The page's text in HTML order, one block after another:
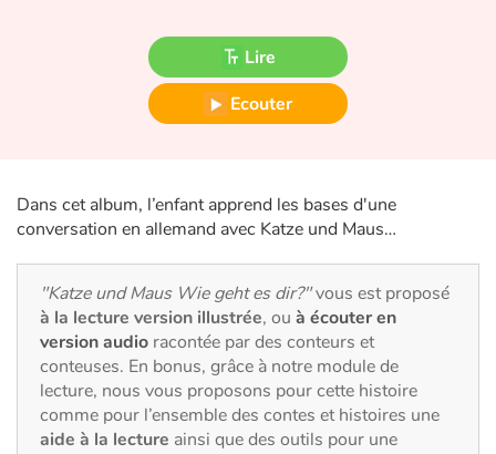
Ogres, monstres et sorcières
Les animaux
Voyage, épopée, enquête, aventure
Autour du monde
Apprentissage
Lire
Ecouter
Dans cet album, l’enfant apprend les bases d'une
conversation en allemand avec Katze und Maus…
"Katze und Maus Wie geht es dir?"vous est proposé
à la lecture version illustrée, ou à écouter en
version audio racontée par des conteurs et
conteuses. En bonus, grâce à notre module de
lecture, nous vous proposons pour cette histoire
comme pour l’ensemble des contes et histoires une
aide à la lecture ainsi que des outils pour une